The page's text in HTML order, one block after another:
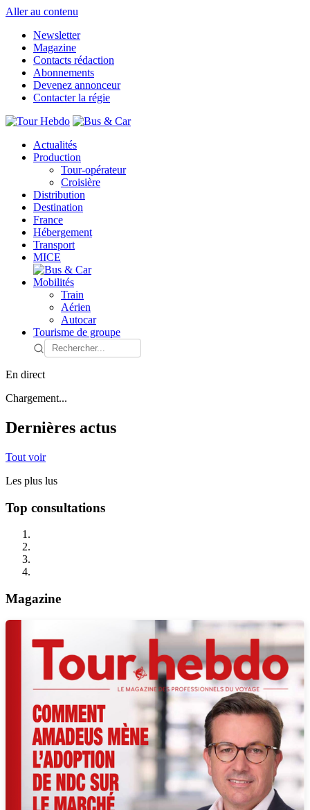
Aller au contenu
Newsletter
Magazine
Contacts rédaction
Abonnements
Devenez annonceur
Contacter la régie
Actualités
Production
Tour-opérateur
Croisière
Distribution
Destination
France
Hébergement
Transport
MICE
Mobilités
Train
Aérien
Autocar
Tourisme de groupe
En direct
Chargement...
Dernières actus
Tout voir
Les plus lus
Top consultations
Magazine